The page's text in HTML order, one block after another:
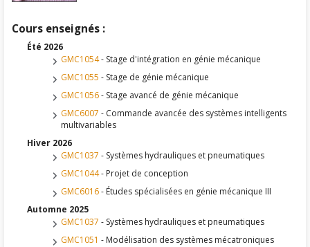
Cours enseignés :
Été 2026
GMC1054- Stage d'intégration en génie mécanique
GMC1055 - Stage de génie mécanique
GMC1056- Stage avancé de génie mécanique
GMC6007 - Commande avancée des systèmes intelligents
multivariables
Hiver 2026
GMC1037 - Systèmes hydrauliques et pneumatiques
GMC1044- Projet de conception
GMC6016- Études spécialisées en génie mécanique III
Automne 2025
GMC1037 - Systèmes hydrauliques et pneumatiques
GMC1051 - Modélisation des systèmes mécatroniques